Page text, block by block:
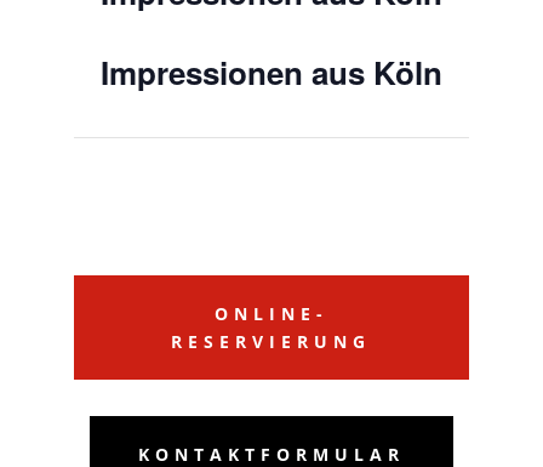
Impressionen aus Köln
ONLINE-
RESERVIERUNG
KONTAKTFORMULAR